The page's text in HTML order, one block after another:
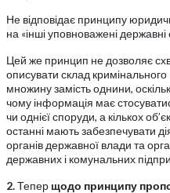
Не відповідає принципу
на «інші уповноважені державні
Цей же принцип не дозволяє
описувати склад
множину замість однини,
чому інформація має
чи однієї споруди, а кількох
останні мають забезпечувати
органів державної влади та
державних і комунальних
2.Тепер щодо принципу